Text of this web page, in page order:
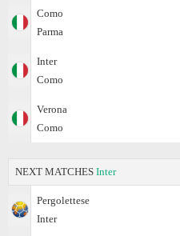
Como
Parma
Inter
Como
Verona
Como
NEXT MATCHES Inter
Pergolettese
Inter